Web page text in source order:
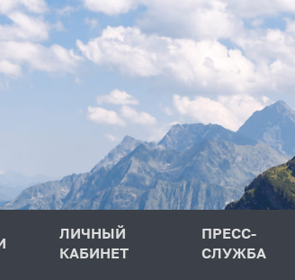
ЛИЧНЫЙ
КАБИНЕТ
ПРЕСС-
СЛУЖБА